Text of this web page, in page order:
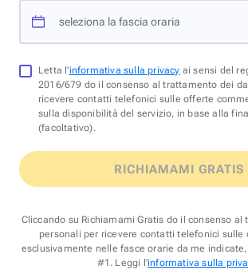
seleziona la fascia oraria
Letta l'informativa sulla privacy ai sensi del
2016/679 do il consenso al trattamento dei
ricevere contatti telefonici sulle offerte
sulla disponibilità del servizio, in base alla
(facoltativo).
RICHIAMAMI GRATIS
Cliccando su Richiamami Gratis do il consenso
personali per ricevere contatti telefonici sulle
esclusivamente nelle fasce orarie da me
#1. Leggi l'informativa sulla